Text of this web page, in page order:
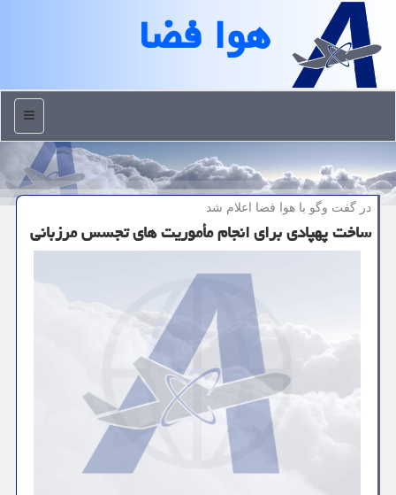
هوا فضا
منو
در گفت وگو با هوا فضا اعلام شد
ساخت پهپادی برای انجام مأموریت های تجسس مرزبانی